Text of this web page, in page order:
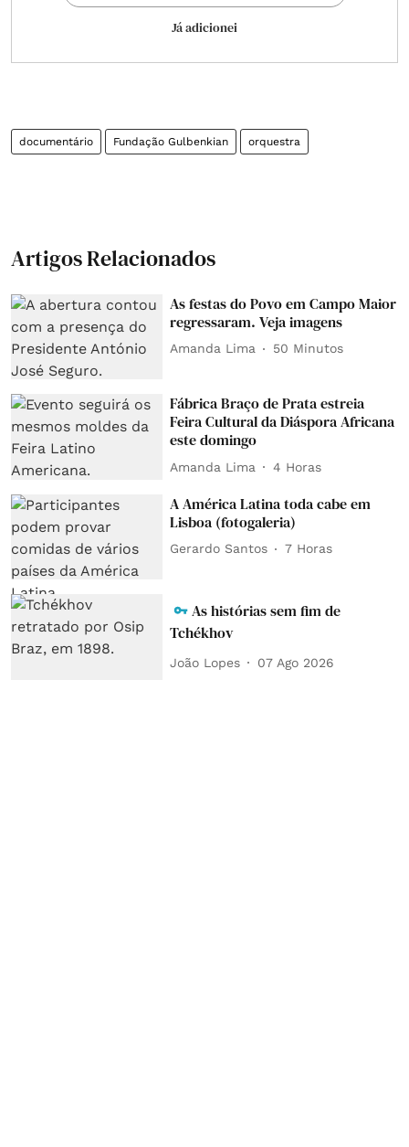
Já adicionei
documentário Fundação Gulbenkian orquestra
Artigos Relacionados
As festas do Povo em Campo Maior
regressaram. Veja imagens
Amanda Lima 50 Minutos
Fábrica Braço de Prata estreia
Feira Cultural da Diáspora Africana
este domingo
Amanda Lima 4 Horas
A América Latina toda cabe em
Lisboa (fotogaleria)
Gerardo Santos 7 Horas
As histórias sem fim de
Tchékhov
João Lopes 07 Ago 2026